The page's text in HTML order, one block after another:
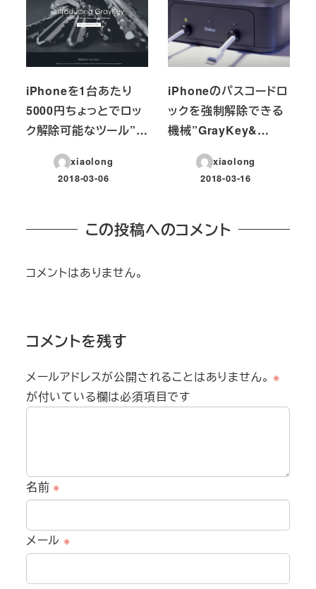
iPhoneを1台あたり
5000円ちょっとでロッ
ク解除可能なツール”…
xiaolong
投稿日
2018-03-06
iPhoneのパスコードロ
ックを強制解除できる
機械”GrayKey&…
xiaolong
投稿日
2018-03-16
この投稿へのコメント
コメントはありません。
コメントを残す
メールアドレスが公開されることはありません。 ※
が付いている欄は必須項目です
名前※
メール ※